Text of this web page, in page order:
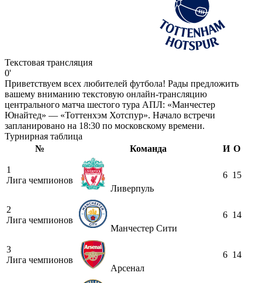
Текстовая трансляция
0'
Приветствуем всех любителей футбола! Рады предложить
вашему вниманию текстовую онлайн-трансляцию
центрального матча шестого тура АПЛ: «Манчестер
Юнайтед» — «Тоттенхэм Хотспур». Начало встречи
запланировано на 18:30 по московскому времени.
Турнирная таблица
№
Команда И О
1
Лига чемпионов
Ливерпуль
6 15
2
Лига чемпионов
Манчестер Сити
6 14
3
Лига чемпионов
Арсенал
6 14